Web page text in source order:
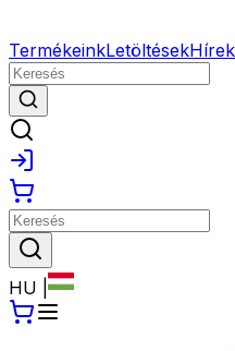
TermékeinkLetöltésekHírek
HU